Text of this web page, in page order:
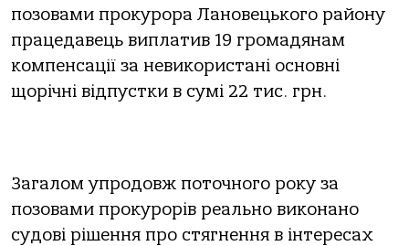
позовами прокурора Лановецького району
працедавець виплатив 19 громадянам
компенсації за невикористані основні
щорічні відпустки в сумі 22 тис. грн.
Загалом упродовж поточного року за
позовами прокурорів реально виконано
судові рішення про стягнення в інтересах